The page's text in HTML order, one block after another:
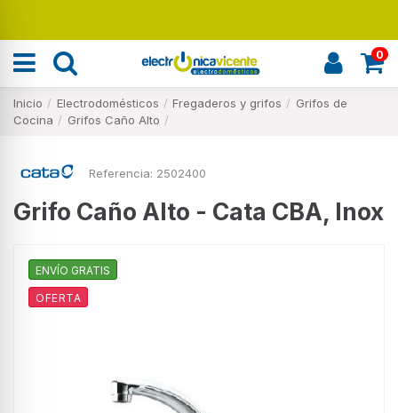
0
Inicio Electrodomésticos Fregaderos y grifos
Grifos de
Cocina
Grifos Caño Alto
Referencia: 2502400
Grifo Caño Alto - Cata CBA, Inox
ENVÍO GRATIS
OFERTA